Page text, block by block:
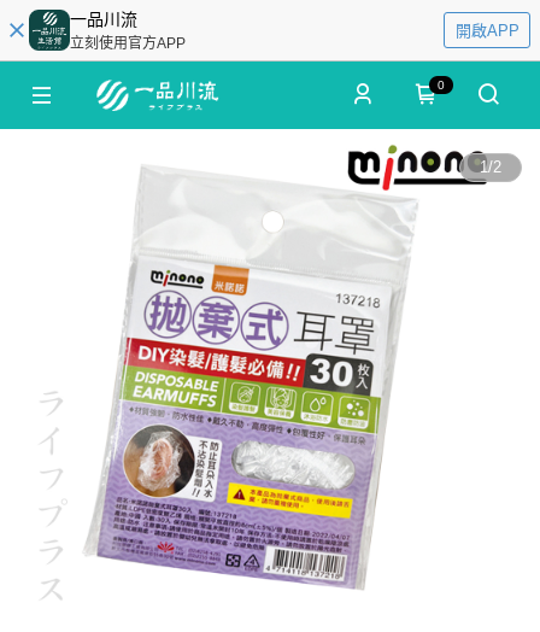
一品川流
立刻使用官方APP
開啟APP
0
1/2